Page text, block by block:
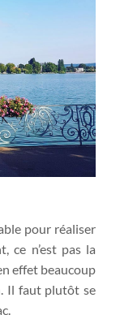
pour réaliser
ce n’est pas la
effet beaucoup
Il faut plutôt se